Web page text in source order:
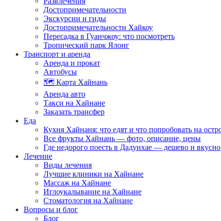
Достопримечательности
Экскурсии и гиды
Достопримечательности Хайкоу
Пересадка в Гуанчжоу: что посмотреть
Тропический парк Ялонг
Транспорт и аренда
Аренда и прокат
Автобусы
🗺️ Карта Хайнань
Аренда авто
Такси на Хайнане
Заказать трансфер
Еда
Кухня Хайнаня: что едят и что попробовать на
Все фрукты Хайнань — фото, описание, цены
Где недорого поесть в Дадунхае — дешево и вкусно
Лечение
Виды лечения
Лучшие клиники на Хайнане
Массаж на Хайнане
Иглоукалывание на Хайнане
Стоматология на Хайнане
Вопросы и блог
Блог